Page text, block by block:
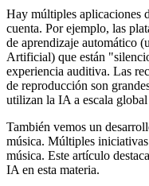
Hay múltiples aplicaciones
cuenta. Por ejemplo, las
de aprendizaje automático
Artificial) que están
experiencia auditiva. Las
de reproducción son
utilizan la IA a escala
También vemos un
música. Múltiples
música. Este artículo
IA en esta materia.